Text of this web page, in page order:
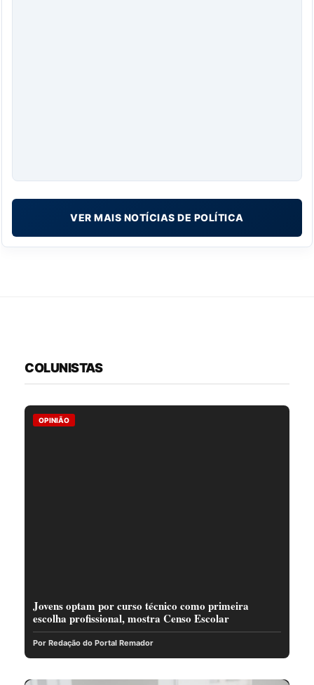
VER MAIS NOTÍCIAS DE POLÍTICA
COLUNISTAS
OPINIÃO
Jovens optam por curso técnico como primeira
escolha profissional, mostra Censo Escolar
Por Redação do Portal Remador